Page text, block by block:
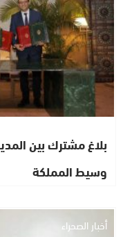
بلاغ مشترك بين
وسيط المملكة
أخبار الصحراء